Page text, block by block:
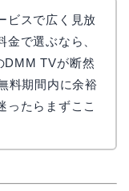
ビスで広く見放
で選ぶなら、
DMM TVが断然
料期間内に余裕
ったらまずここ